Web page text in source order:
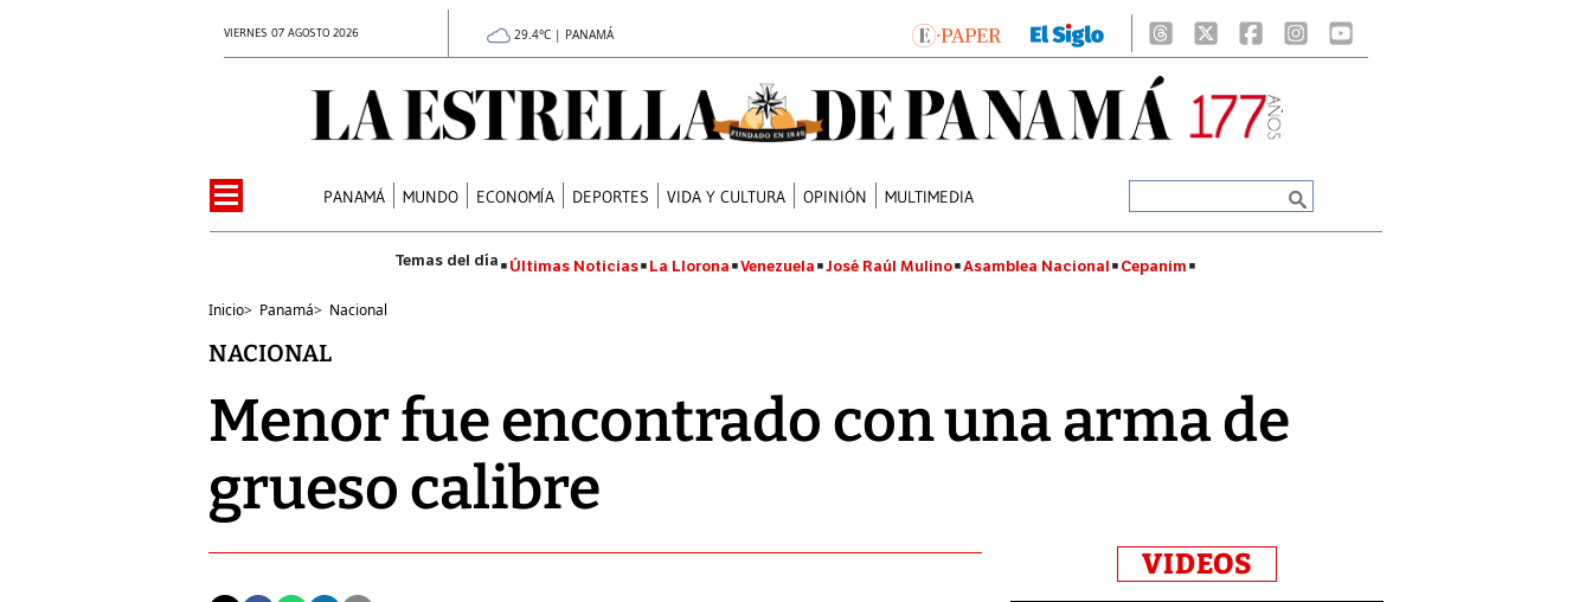
VIERNES 07 AGOSTO 2026 29.4°C | PANAMÁ
PANAMÁ MUNDO ECONOMÍA DEPORTES VIDA Y CULTURA OPINIÓN MULTIMEDIA
Últimas Noticias La Llorona Venezuela José Raúl Mulino Asamblea Nacional Cepanim
Inicio> Panamá> Nacional
NACIONAL
Menor fue encontrado con una arma de
grueso calibre
VIDEOS